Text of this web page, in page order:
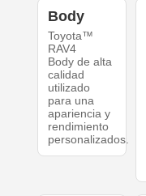
Body
Toyota™
RAV4
Body de alta
calidad
utilizado
para una
apariencia y
rendimiento
personalizados.